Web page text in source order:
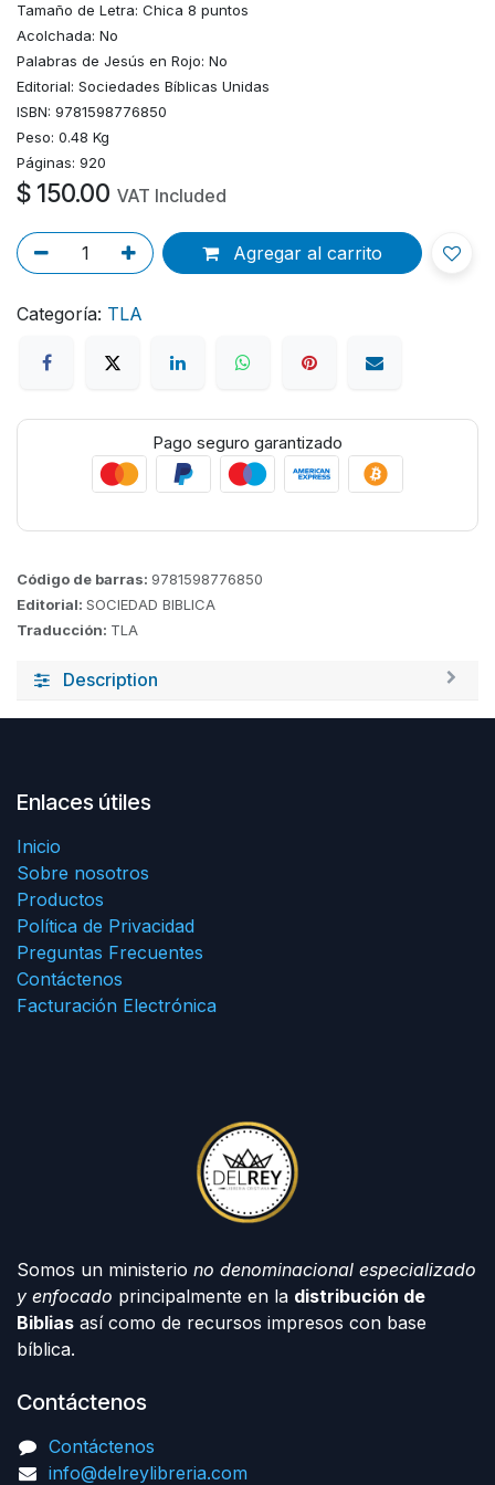
Tamaño de Letra: Chica 8 puntos
Acolchada: No
Palabras de Jesús en Rojo: No
Editorial: Sociedades Bíblicas Unidas
ISBN: 9781598776850
Peso: 0.48 Kg
Páginas: 920
$ 150.00 VAT Included
Agregar al carrito
Categoría: TLA
Pago seguro garantizado
Código de barras: 9781598776850
Editorial: SOCIEDAD BIBLICA
Traducción: TLA
Description
Enlaces útiles
Inicio
Sobre nosotros
Productos
Política de Privacidad
Preguntas Frecuentes
Contáctenos
Facturación Electrónica
Somos un ministerio no denominacional especializado
y enfocado principalmente en la distribución de
Biblias así como de recursos impresos con base
bíblica.
Contáctenos
Contáctenos
info@delreylibreria.com